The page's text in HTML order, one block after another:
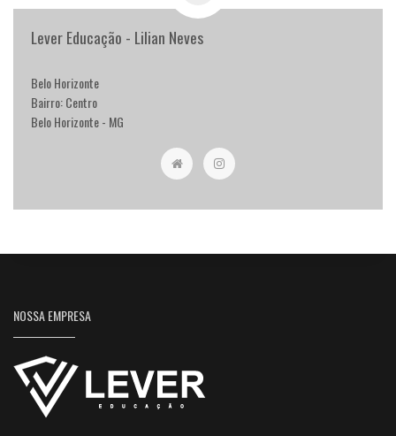
Lever Educação - Lilian Neves
Belo Horizonte
Bairro: Centro
Belo Horizonte - MG
NOSSA EMPRESA